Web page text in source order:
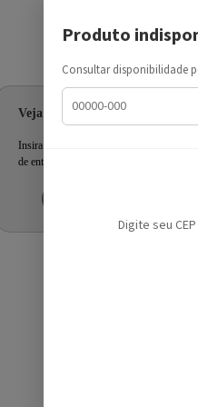
Veja as ofertas para seu endereço!
Insira seu CEP e confira a disponibilidade
de entrega.
Produto
Consultar disponibilidade
Digite seu